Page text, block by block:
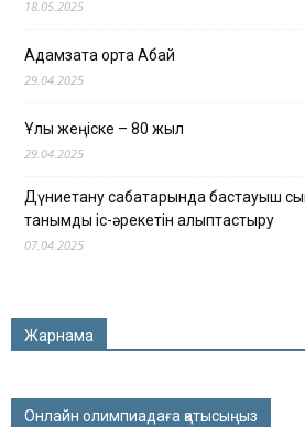
18.05.2025
Адамзатқа ортақ Абай
29.04.2025
Ұлы жеңіске – 80 жыл
29.04.2025
Дүниетану сабақтарында бастауыш
танымдық іс-әрекетін қалыптастыру
07.04.2025
Жарнама
Онлайн олимпиадаға қатысыңыз